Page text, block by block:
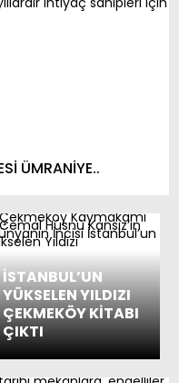
ÜMRANİYE..
İSTANBUL’UN
YÜKSELEN YILDIZI
ÇEKMEKÖY KİTABI
ÇIKTI